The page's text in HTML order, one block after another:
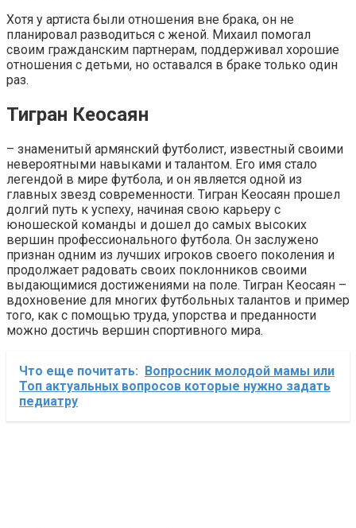
Хотя у артиста были отношения вне брака, он не
планировал разводиться с женой. Михаил помогал
своим гражданским партнерам, поддерживал хорошие
отношения с детьми, но оставался в браке только один
раз.
Тигран Кеосаян
– знаменитый армянский футболист, известный своими
невероятными навыками и талантом. Его имя стало
легендой в мире футбола, и он является одной из
главных звезд современности. Тигран Кеосаян прошел
долгий путь к успеху, начиная свою карьеру с
юношеской команды и дошел до самых высоких
вершин профессионального футбола. Он заслужено
признан одним из лучших игроков своего поколения и
продолжает радовать своих поклонников своими
выдающимися достижениями на поле. Тигран Кеосаян –
вдохновение для многих футбольных талантов и пример
того, как с помощью труда, упорства и преданности
можно достичь вершин спортивного мира.
Что еще почитать: Вопросник молодой мамы или
Топ актуальных вопросов которые нужно задать
педиатру